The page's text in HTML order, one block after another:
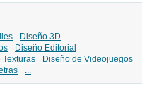
Diseño 3D
Diseño Editorial
Texturas
Diseño de Videojuegos
...